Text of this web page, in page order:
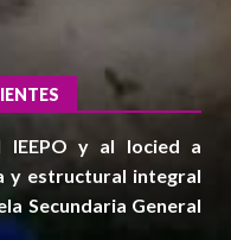
IEEPO y al Iocied a
y estructural integral
Secundaria General